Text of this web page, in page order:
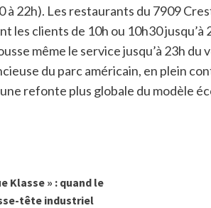
à 22h). Les restaurants du 7909
les clients de 10h ou 10h30
même le service jusqu’à 23h du
du parc américain, en plein
refonte plus globale du modèle
Klasse » : quand le
tête industriel